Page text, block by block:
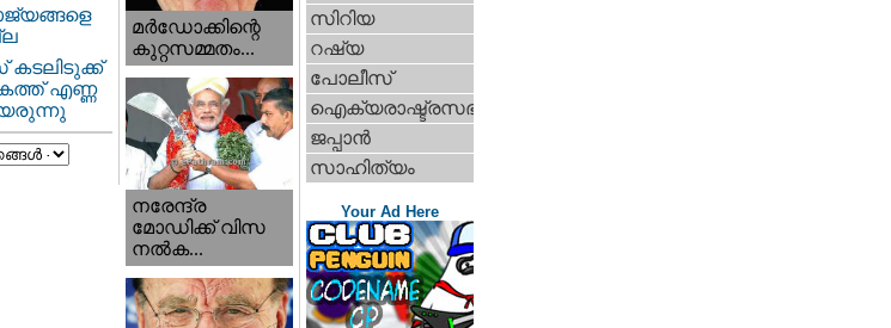
എണ്ണ
മർഡോക്കിന്റെ
കുറ്റസമ്മതം...
നരേന്ദ്ര
മോഡിക്ക് വിസ
നൽക...
സിറിയ
റഷ്യ
പോലീസ്
ഐക്യരാഷ്ട്രസഭ
ജപ്പാന്‍
സാഹിത്യം
Your Ad Here